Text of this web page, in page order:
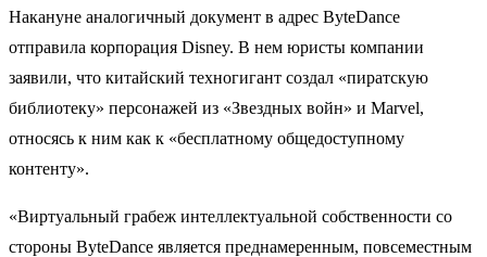
Накануне аналогичный документ в адрес ByteDance
отправила корпорация Disney. В нем юристы компании
заявили, что китайский техногигант создал «пиратскую
библиотеку» персонажей из «Звездных войн» и Marvel,
относясь к ним как к «бесплатному общедоступному
контенту».
«Виртуальный грабеж интеллектуальной собственности со
стороны ByteDance является преднамеренным, повсеместным